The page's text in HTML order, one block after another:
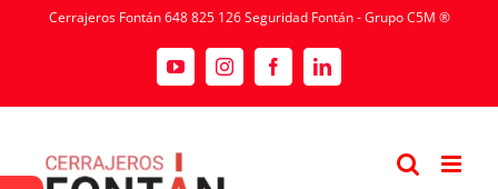
Cerrajeros Fontán 648 825 126 Seguridad Fontán - Grupo C5M ®